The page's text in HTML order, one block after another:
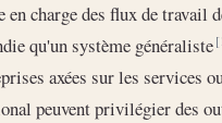
en charge des flux de travail
qu'un système généraliste
axées sur les services
peuvent privilégier des